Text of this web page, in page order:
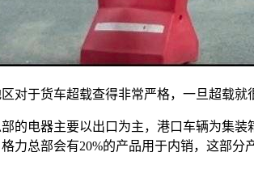
对于货车超载查得非常严格，一旦超载
的电器主要以出口为主，港口车辆为集
力总部会有20%的产品用于内销，这部分